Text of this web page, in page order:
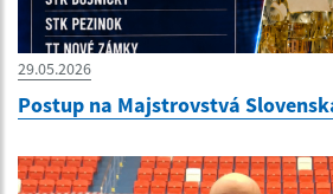
29.05.2026
Postup na Majstrovstvá